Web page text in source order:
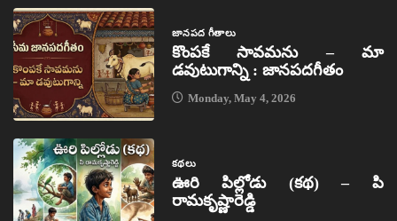
జానపద గీతాలు
కొంపకే సావమను – మా
డవుటుగాన్ని : జానపదగీతం
Monday, May 4, 2026
కథలు
ఊరి పిల్లోడు (కథ) – పి
రామకృష్ణారెడ్డి